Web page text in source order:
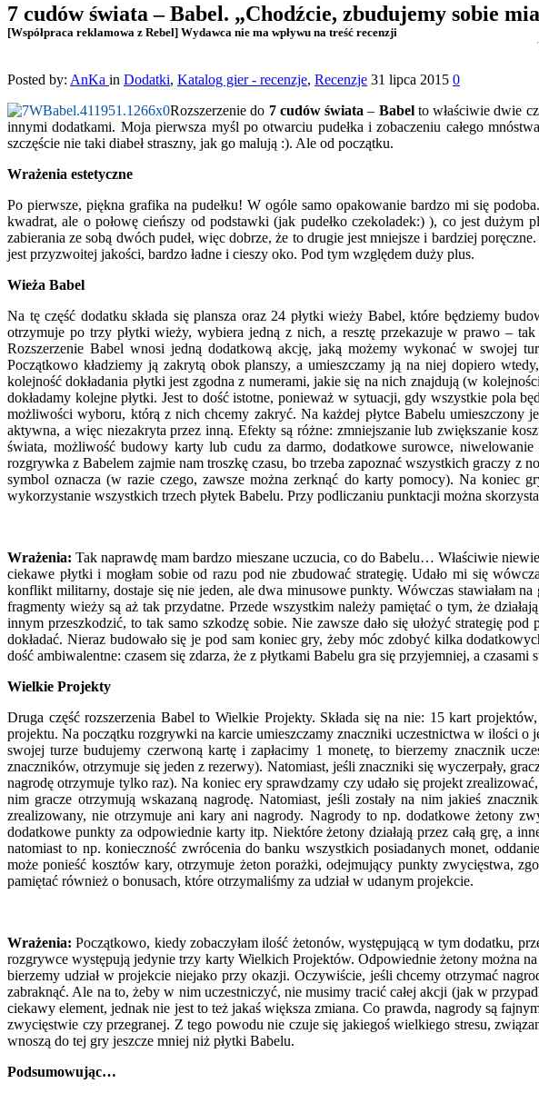
7 cudów świata – Babel. „Chodźcie, zbudujemy sobie
[Współpraca reklamowa z Rebel] Wydawca nie ma wpływu na treść recenzji
Posted by: AnKa in Dodatki, Katalog gier - recenzje, Recenzje 31 lipca 2015 0
Rozszerzenie do 7 cudów świata – Babelto właściwie dwie
innymi dodatkami. Moja pierwsza myśl po otwarciu pudełka i zobaczeniu całego
szczęście nie taki diabeł straszny, jak go malują :). Ale od początku.
Wrażenia estetyczne
Po pierwsze, piękna grafika na pudełku! W ogóle samo opakowanie bardzo mi się
kwadrat, ale o połowę cieńszy od podstawki (jak pudełko czekoladek:) ), co jest dużym
zabierania ze sobą dwóch pudeł, więc dobrze, że to drugie jest mniejsze i bardziej
jest przyzwoitej jakości, bardzo ładne i cieszy oko. Pod tym względem duży plus.
Wieża Babel
Na tę część dodatku składa się plansza oraz 24 płytki wieży Babel, które będziemy
otrzymuje po trzy płytki wieży, wybiera jedną z nich, a resztę przekazuje w prawo –
Rozszerzenie Babel wnosi jedną dodatkową akcję, jaką możemy wykonać w swojej
Początkowo kładziemy ją zakrytą obok planszy, a umieszczamy ją na niej dopiero
kolejność dokładania płytki jest zgodna z numerami, jakie się na nich znajdują (w
dokładamy kolejne płytki. Jest to dość istotne, ponieważ w sytuacji, gdy wszystkie pola
możliwości wyboru, którą z nich chcemy zakryć. Na każdej płytce Babelu umieszczony
aktywna, a więc niezakryta przez inną. Efekty są różne: zmniejszanie lub zwiększanie
świata, możliwość budowy karty lub cudu za darmo, dodatkowe surowce,
rozgrywka z Babelem zajmie nam troszkę czasu, bo trzeba zapoznać wszystkich graczy
symbol oznacza (w razie czego, zawsze można zerknąć do karty pomocy). Na
wykorzystanie wszystkich trzech płytek Babelu. Przy podliczaniu punktacji można
Wrażenia: Tak naprawdę mam bardzo mieszane uczucia, co do Babelu… Właściwie
ciekawe płytki i mogłam sobie od razu pod nie zbudować strategię. Udało mi się
konflikt militarny, dostaje się nie jeden, ale dwa minusowe punkty. Wówczas stawiałam
fragmenty wieży są aż tak przydatne. Przede wszystkim należy pamiętać o tym, że
innym przeszkodzić, to tak samo szkodzę sobie. Nie zawsze dało się ułożyć strategię
dokładać. Nieraz budowało się je pod sam koniec gry, żeby móc zdobyć kilka
dość ambiwalentne: czasem się zdarza, że z płytkami Babelu gra się przyjemniej, a czasami
Wielkie Projekty
Druga część rozszerzenia Babel to Wielkie Projekty. Składa się na nie: 15 kart
projektu. Na początku rozgrywki na karcie umieszczamy znaczniki uczestnictwa w ilości
swojej turze budujemy czerwoną kartę i zapłacimy 1 monetę, to bierzemy znacznik
znaczników, otrzymuje się jeden z rezerwy). Natomiast, jeśli znaczniki się wyczerpały,
nagrodę otrzymuje tylko raz). Na koniec ery sprawdzamy czy udało się projekt
nim gracze otrzymują wskazaną nagrodę. Natomiast, jeśli zostały na nim jakieś
zrealizowany, nie otrzymuje ani kary ani nagrody. Nagrody to np. dodatkowe żetony
dodatkowe punkty za odpowiednie karty itp. Niektóre żetony działają przez całą grę, a
natomiast to np. konieczność zwrócenia do banku wszystkich posiadanych monet,
może ponieść kosztów kary, otrzymuje żeton porażki, odejmujący punkty zwycięstwa,
pamiętać również o bonusach, które otrzymaliśmy za udział w udanym projekcie.
Wrażenia:Początkowo, kiedy zobaczyłam ilość żetonów, występującą w tym dodatku,
rozgrywce występują jedynie trzy karty Wielkich Projektów. Odpowiednie żetony można
bierzemy udział w projekcie niejako przy okazji. Oczywiście, jeśli chcemy otrzymać
zabraknąć. Ale na to, żeby w nim uczestniczyć, nie musimy tracić całej akcji (jak w
ciekawy element, jednak nie jest to też jakaś większa zmiana. Co prawda, nagrody są
zwycięstwie czy przegranej. Z tego powodu nie czuje się jakiegoś wielkiego stresu,
wnoszą do tej gry jeszcze mniej niż płytki Babelu.
Podsumowując…